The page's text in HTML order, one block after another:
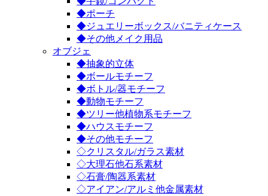
◆ポーチ
◆ジュエリーボックス/バニティケース
◆その他メイク用品
オブジェ
◆抽象的立体
◆ボールモチーフ
◆ボトル/器モチーフ
◆動物モチーフ
◆ツリー他植物系モチーフ
◆ハウスモチーフ
◆その他モチーフ
◇クリスタル/ガラス素材
◇大理石他石系素材
◇石膏/陶器系素材
◇アイアン/アルミ他金属素材